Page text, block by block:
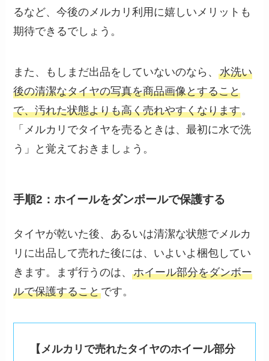
るなど、今後のメルカリ利用に嬉しいメリットも
期待できるでしょう。
また、もしまだ出品をしていないのなら、水洗い
後の清潔なタイヤの写真を商品画像とすること
で、汚れた状態よりも高く売れやすくなります。
「メルカリでタイヤを売るときは、最初に水で洗
う」と覚えておきましょう。
手順2：ホイールをダンボールで保護する
タイヤが乾いた後、あるいは清潔な状態でメルカ
リに出品して売れた後には、いよいよ梱包してい
きます。まず行うのは、ホイール部分をダンボー
ルで保護することです。
【メルカリで売れたタイヤのホイール部分